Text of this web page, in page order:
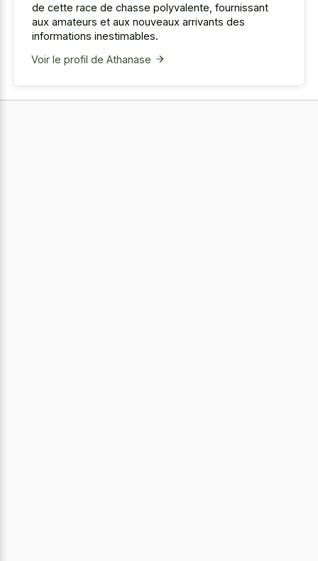
de cette race de chasse polyvalente, fournissant
aux amateurs et aux nouveaux arrivants des
informations inestimables.
Voir le profil de Athanase